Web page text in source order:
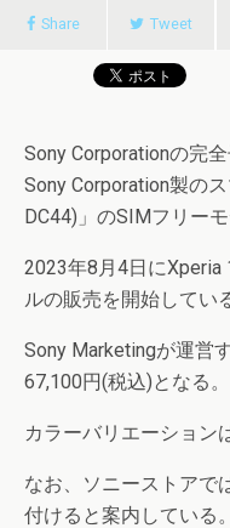
Share Tweet
Sony Corporationの完
Sony Corporation製の
DC44)」のSIMフリー
2023年8月4日にXperia
ルの販売を開始してい
Sony Marketingが運営
67,100円(税込)となる。
カラーバリエーション
なお、ソニーストアで
付けると案内している。